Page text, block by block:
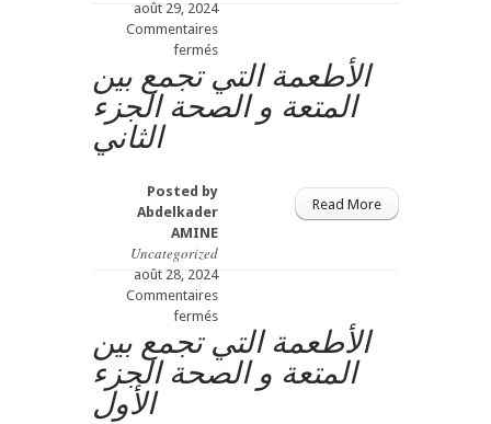
août 29, 2024
Commentaires
ferméssur
النزلة
الجزء
الأول
الأطعمة التي تجمع بين
المتعة و الصحة الجزء
الثاني
Posted by
Abdelkader
AMINE
Uncategorized
août 28, 2024
Commentaires
ferméssur
الأطعمة
التي
تجمع
Read More
الأطعمة التي تجمع بين
المتعة و الصحة الجزء
الأول